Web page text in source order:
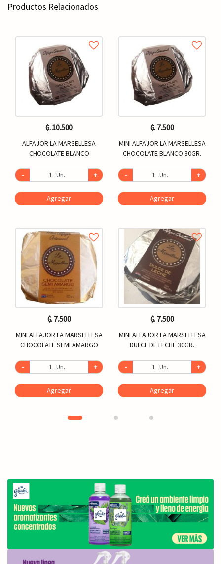
Productos Relacionados
₲. 10.500
ALFAJOR LA MARSELLESA
CHOCOLATE BLANCO
- Un. +
Agregar
₲. 7.500
MINI ALFAJOR LA MARSELLESA
CHOCOLATE SEMI AMARGO
- Un. +
Agregar
₲. 7.500
MINI ALFAJOR LA MARSELLESA
CHOCOLATE BLANCO 30GR.
- Un. +
Agregar
₲. 7.500
MINI ALFAJOR LA MARSELLESA
DULCE DE LECHE 30GR.
- Un. +
Agregar